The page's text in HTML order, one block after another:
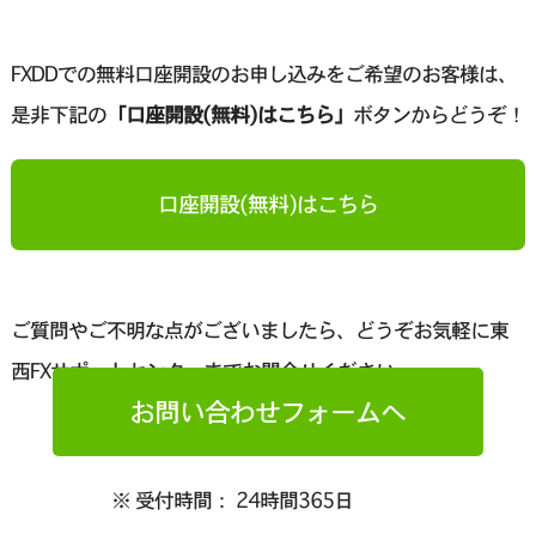
FXDDでの無料口座開設のお申し込みをご希望のお客様は、
是非下記の「口座開設(無料)はこちら」 ボタンからどうぞ！
口座開設(無料)はこちら
ご質問やご不明な点がございましたら、どうぞお気軽に東
西FXサポートセンターまでお問合せください。
お問い合わせフォームへ
※ 受付時間： 24時間365日